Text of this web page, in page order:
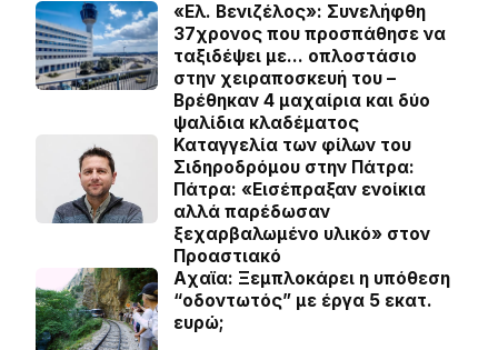
«Ελ. Βενιζέλος»: Συνελήφθη
37χρονος που προσπάθησε να
ταξιδέψει με… οπλοστάσιο
στην χειραποσκευή του –
Βρέθηκαν 4 μαχαίρια και δύο
ψαλίδια κλαδέματος
Καταγγελία των φίλων του
Σιδηροδρόμου στην Πάτρα:
Πάτρα: «Εισέπραξαν ενοίκια
αλλά παρέδωσαν
ξεχαρβαλωμένο υλικό» στον
Προαστιακό
Aχαϊα: Ξεμπλοκάρει η υπόθεση
“οδοντωτός” με έργα 5 εκατ.
ευρώ;